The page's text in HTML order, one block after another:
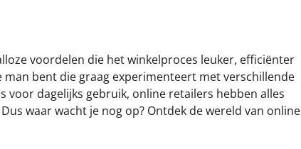
voordelen die het winkelproces leuker, efficiënter
bent die graag experimenteert met verschillende
voor dagelijks gebruik, online retailers hebben alles
waar wacht je nog op? Ontdek de wereld van online